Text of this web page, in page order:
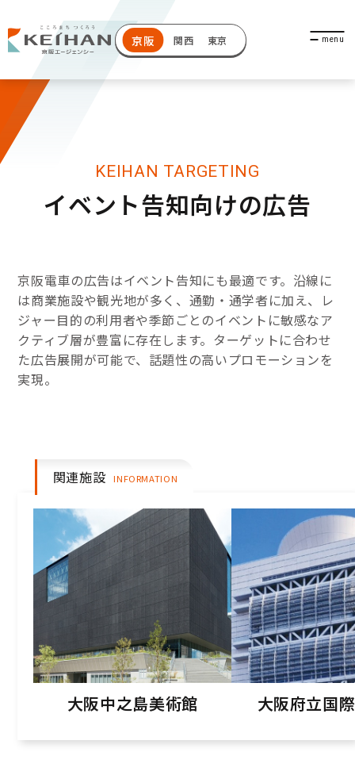
京阪 関西 東京
KEIHAN TARGETING
イベント告知向けの広告
京阪電車の広告はイベント告知にも最適です。沿線に
は商業施設や観光地が多く、通勤・通学者に加え、レ
ジャー目的の利用者や季節ごとのイベントに敏感なア
クティブ層が豊富に存在します。ターゲットに合わせ
た広告展開が可能で、話題性の高いプロモーションを
実現。
関連施設
大阪中之島美術館 大阪府立国